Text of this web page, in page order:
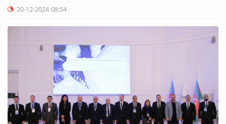
20-12-2024 08:54